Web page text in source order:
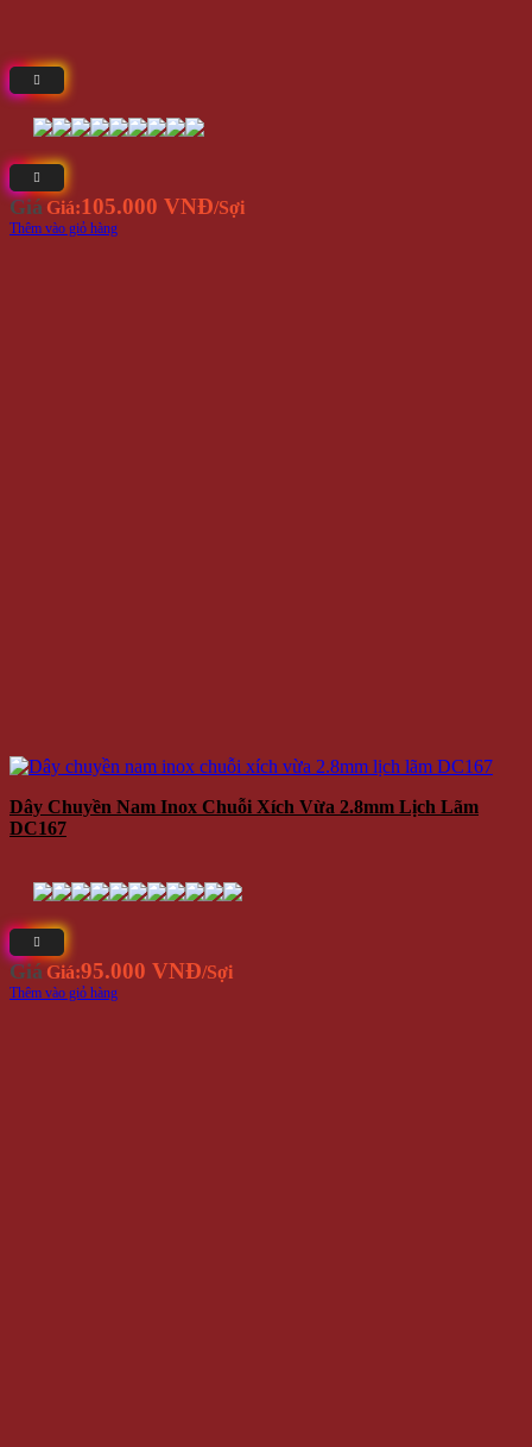
Giá Giá:105.000 VNĐ/Sợi
Thêm vào giỏ hàng
Dây Chuyền Nam Inox Chuỗi Xích Vừa 2.8mm Lịch Lãm
DC167
Giá Giá:95.000 VNĐ/Sợi
Thêm vào giỏ hàng